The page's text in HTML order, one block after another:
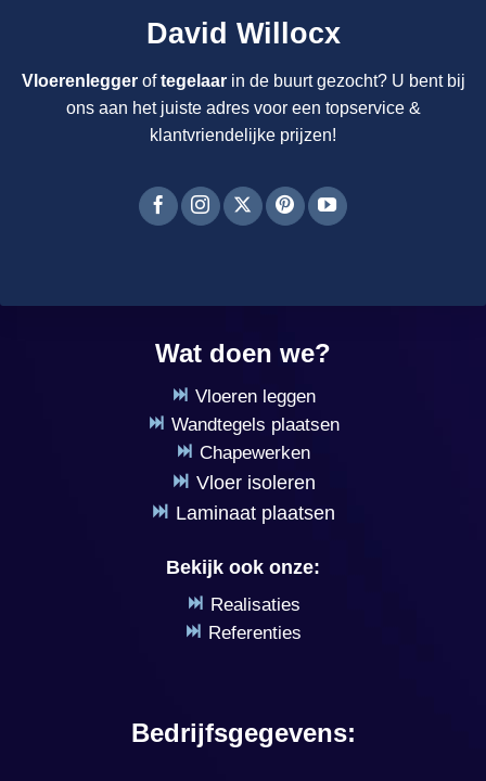
David Willocx
Vloerenleggeroftegelaarin de buurt gezocht? U bent bij
ons aan het juiste adres voor een topservice &
klantvriendelijke prijzen!
Wat doen we?
Vloeren leggen
Wandtegels plaatsen
Chapewerken
Vloer isoleren
Laminaat plaatsen
Bekijk ook onze:
Realisaties
Referenties
Bedrijfsgegevens: